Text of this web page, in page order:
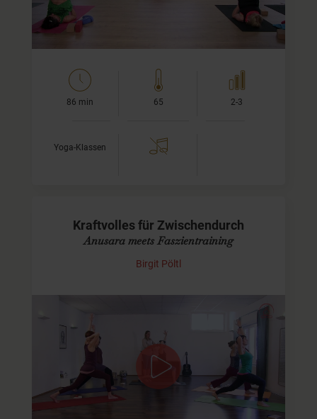
86 min 65 2-3
Yoga-Klassen
Kraftvolles für Zwischendurch
Anusara meets Faszientraining
Birgit Pöltl
Kraftvolle Anusara Klasse für Deine Beine
Dies ist eine kraftvolle, aber nicht übermäßig
anstrengende Klasse, die vor allem auf die
Oberschenkelmuskulatur abzielt. Außerdem werden wir
mit einem…